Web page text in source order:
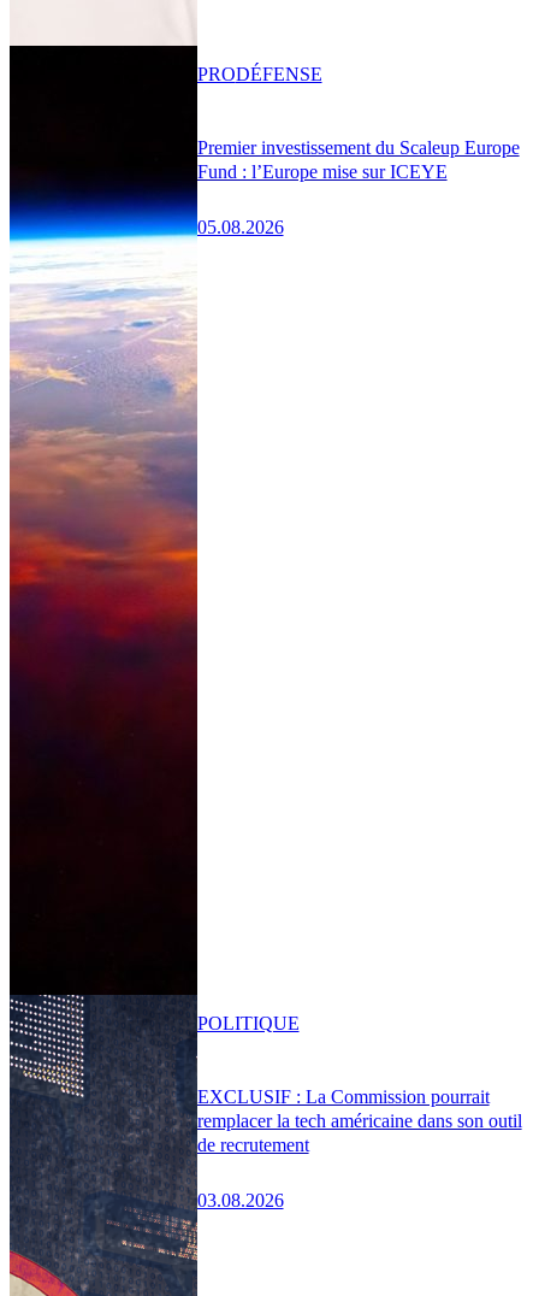
Premier investissement du Scaleup Europe
Fund : l’Europe mise sur ICEYE
05.08.2026
PRODÉFENSE
EXCLUSIF : La Commission pourrait
remplacer la tech américaine dans son outil
de recrutement
03.08.2026
POLITIQUE